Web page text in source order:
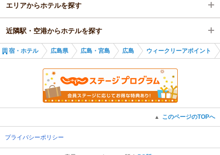
広島県
広島・宮島
広島
エリアからホテルを探す
広島県
広島・宮島
広島駅
近隣駅・空港からホテルを探す
広島駅
稲荷町駅
宿・ホテル 広島県 広島・宮島 広島 ウィークリーアポイント
▲ このページのTOPへ
プライバシーポリシー